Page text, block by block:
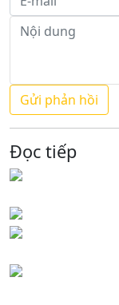
Đọc tiếp